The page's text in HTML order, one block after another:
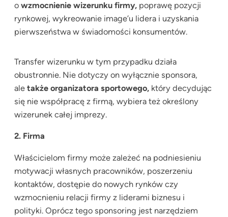
o wzmocnienie wizerunku firmy, poprawę pozycji
rynkowej, wykreowanie image’u lidera i uzyskania
pierwszeństwa w świadomości konsumentów.
Transfer wizerunku w tym przypadku działa
obustronnie. Nie dotyczy on wyłącznie sponsora,
ale także organizatora sportowego, który decydując
się nie współpracę z firmą, wybiera też określony
wizerunek całej imprezy.
2. Firma
Właścicielom firmy może zależeć na podniesieniu
motywacji własnych pracowników, poszerzeniu
kontaktów, dostępie do nowych rynków czy
wzmocnieniu relacji firmy z liderami biznesu i
polityki. Oprócz tego sponsoring jest narzędziem